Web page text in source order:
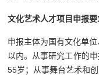
文化艺术人才项目申报要
申报主体为国有文化单
以内。从事研究工作的
55岁；从事舞台艺术和